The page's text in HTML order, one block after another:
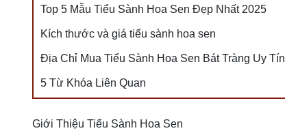
Top 5 Mẫu Tiểu Sành Hoa Sen Đẹp Nhất 2025
Kích thước và giá tiểu sành hoa sen
Địa Chỉ Mua Tiểu Sành Hoa Sen Bát Tràng Uy Tín
5 Từ Khóa Liên Quan
Giới Thiệu Tiểu Sành Hoa Sen